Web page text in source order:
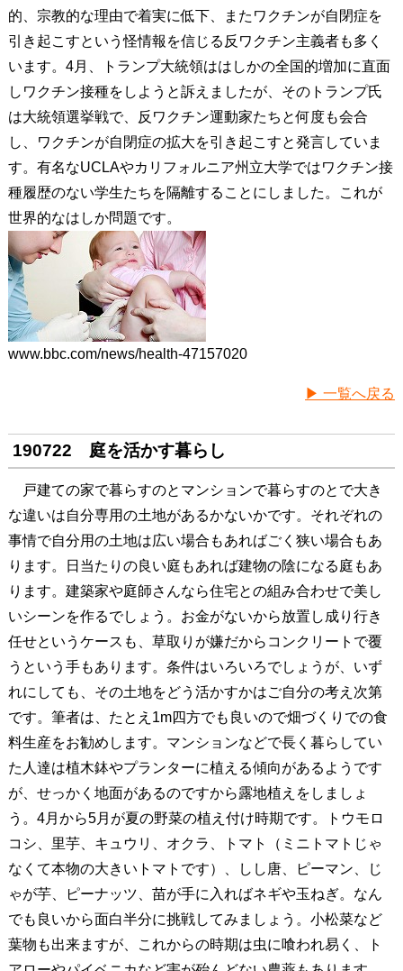
的、宗教的な理由で着実に低下、またワクチンが自閉症を
引き起こすという怪情報を信じる反ワクチン主義者も多く
います。4月、トランプ大統領ははしかの全国的増加に直面
しワクチン接種をしようと訴えましたが、そのトランプ氏
は大統領選挙戦で、反ワクチン運動家たちと何度も会合
し、ワクチンが自閉症の拡大を引き起こすと発言していま
す。有名なUCLAやカリフォルニア州立大学ではワクチン接
種履歴のない学生たちを隔離することにしました。これが
世界的なはしか問題です。
www.bbc.com/news/health-47157020
▶ 一覧へ戻る
190722 庭を活かす暮らし
戸建ての家で暮らすのとマンションで暮らすのとで大き
な違いは自分専用の土地があるかないかです。それぞれの
事情で自分用の土地は広い場合もあればごく狭い場合もあ
ります。日当たりの良い庭もあれば建物の陰になる庭もあ
ります。建築家や庭師さんなら住宅との組み合わせで美し
いシーンを作るでしょう。お金がないから放置し成り行き
任せというケースも、草取りが嫌だからコンクリートで覆
うという手もあります。条件はいろいろでしょうが、いず
れにしても、その土地をどう活かすかはご自分の考え次第
です。筆者は、たとえ1m四方でも良いので畑づくりでの食
料生産をお勧めします。マンションなどで長く暮らしてい
た人達は植木鉢やプランターに植える傾向があるようです
が、せっかく地面があるのですから露地植えをしましょ
う。4月から5月が夏の野菜の植え付け時期です。トウモロ
コシ、里芋、キュウリ、オクラ、トマト（ミニトマトじゃ
なくて本物の大きいトマトです）、しし唐、ピーマン、じ
ゃが芋、ピーナッツ、苗が手に入ればネギや玉ねぎ。なん
でも良いから面白半分に挑戦してみましょう。小松菜など
葉物も出来ますが、これからの時期は虫に喰われ易く、ト